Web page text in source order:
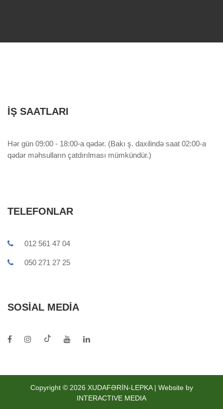
İŞ SAATLARI
Hər gün 09:00 - 18:00-a qədər. (Bakı ş. daxilində saat 02:00-a
qədər məhsulların çatdırılması mümkündür.)
TELEFONLAR
012 561 47 04
050 271 27 25
SOSIAL MEDIA
Copyright © 2026 XUDAFƏRİN-LEPKA | Website by
INTERACTIVE MEDIA